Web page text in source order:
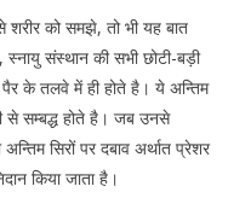
शरीर को समझे, तो भी यह बात
स्नायु संस्थान की सभी छोटी-बड़ी
के तलवे में ही होते है। ये अन्तिम
से सम्बद्ध होते है। जब उनसे
अन्तिम सिरों पर दबाव अर्थात प्रेशर
किया जाता है।